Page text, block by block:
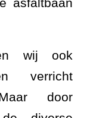
wij ook
verricht
door